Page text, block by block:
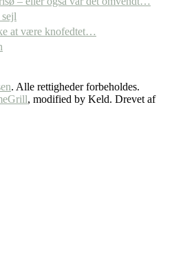
at være knofedtet…
. Alle rettigheder forbeholdes.
, modified by Keld. Drevet af